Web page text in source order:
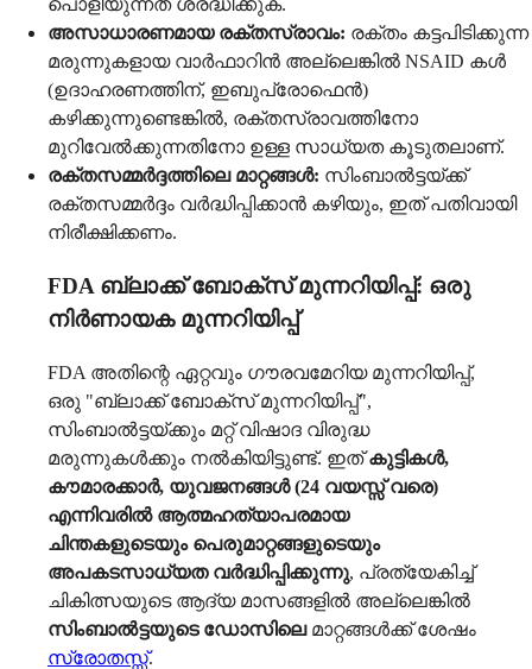
പൊളിയുന്നത് ശ്രദ്ധിക്കുക.
അസാധാരണമായ രക്തസ്രാവം: രക്തം കട്ടപിടിക്കുന്ന
മരുന്നുകളായ വാർഫാറിൻ അല്ലെങ്കിൽ NSAID കൾ
(ഉദാഹരണത്തിന്, ഇബുപ്രോഫെൻ)
കഴിക്കുന്നുണ്ടെങ്കിൽ, രക്തസ്രാവത്തിനോ
മുറിവേൽക്കുന്നതിനോ ഉള്ള സാധ്യത കൂടുതലാണ്.
രക്തസമ്മർദ്ദത്തിലെ മാറ്റങ്ങൾ: സിംബാൽട്ടയ്ക്ക്
രക്തസമ്മർദ്ദം വർദ്ധിപ്പിക്കാൻ കഴിയും, ഇത് പതിവായി
നിരീക്ഷിക്കണം.
FDA ബ്ലാക്ക് ബോക്സ് മുന്നറിയിപ്പ്: ഒരു
നിർണായക മുന്നറിയിപ്പ്
FDA അതിന്റെ ഏറ്റവും ഗൗരവമേറിയ മുന്നറിയിപ്പ്,
ഒരു "ബ്ലാക്ക് ബോക്സ് മുന്നറിയിപ്പ്",
സിംബാൽട്ടയ്ക്കും മറ്റ് വിഷാദ വിരുദ്ധ
മരുന്നുകൾക്കും നൽകിയിട്ടുണ്ട്. ഇത്കുട്ടികൾ,
കൗമാരക്കാർ, യുവജനങ്ങൾ (24 വയസ്സ് വരെ)
എന്നിവരിൽ ആത്മഹത്യാപരമായ
ചിന്തകളുടെയും പെരുമാറ്റങ്ങളുടെയും
അപകടസാധ്യത വർദ്ധിപ്പിക്കുന്നു, പ്രത്യേകിച്ച്
ചികിത്സയുടെ ആദ്യ മാസങ്ങളിൽ അല്ലെങ്കിൽ
സിംബാൽട്ടയുടെ ഡോസിലെമാറ്റങ്ങൾക്ക് ശേഷം
സ്രോതസ്സ്.